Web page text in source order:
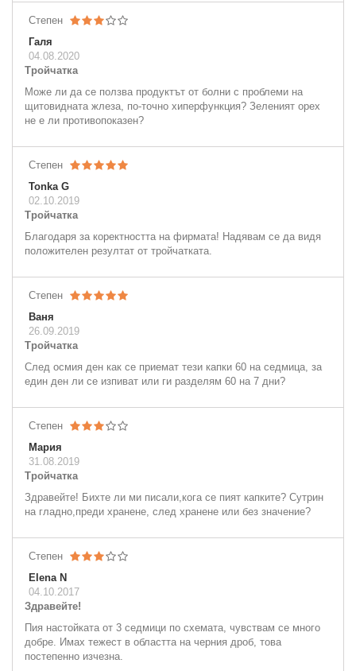
Степен
Галя
04.08.2020
Тройчатка
Може ли да се ползва продуктът от болни с проблеми на
щитовидната жлеза, по-точно хиперфункция? Зеленият орех
не е ли противопоказен?
Степен
Tonka G
02.10.2019
Тройчатка
Благодаря за коректността на фирмата! Надявам се да видя
положителен резултат от тройчатката.
Степен
Ваня
26.09.2019
Тройчатка
След осмия ден как се приемат тези капки 60 на седмица, за
един ден ли се изпиват или ги разделям 60 на 7 дни?
Степен
Мария
31.08.2019
Тройчатка
Здравейте! Бихте ли ми писали,кога се пият капките? Сутрин
на гладно,преди хранене, след хранене или без значение?
Степен
Elena N
04.10.2017
Здравейте!
Пия настойката от 3 седмици по схемата, чувствам се много
добре. Имах тежест в областта на черния дроб, това
постепенно изчезна.